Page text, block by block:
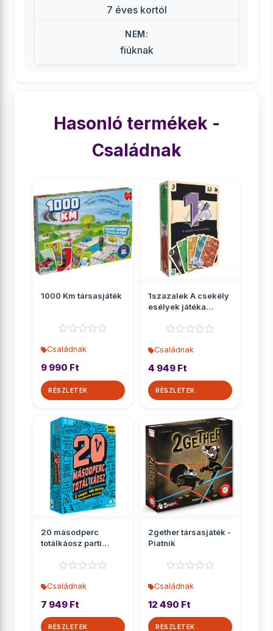
7 éves kortól
NEM:
fiúknak
Hasonló termékek -
Családnak
1000 Km társasjáték
Családnak
9 990 Ft
RÉSZLETEK
1szazalek A csekély
esélyek játéka
Családnak
4 949 Ft
RÉSZLETEK
20 másodperc
totálkáosz parti
Családnak
7 949 Ft
RÉSZLETEK
2gether társasjáték -
Piatnik
Családnak
12 490 Ft
RÉSZLETEK